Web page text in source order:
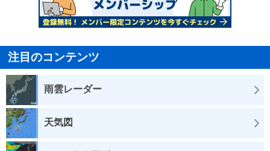
注目のコンテンツ
雨雲レーダー
天気図